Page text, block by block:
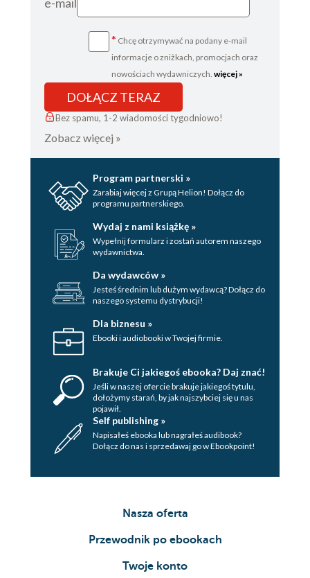
* Chcę otrzymywać na podany e-mail
informacje o zniżkach, promocjach oraz
nowościach wydawniczych. więcej »
DOŁĄCZ TERAZ
Bez spamu, 1-2 wiadomości tygodniowo!
Zobacz więcej »
Program partnerski »
Zarabiaj więcej z Grupą Helion! Dołącz do
programu partnerskiego.
Wydaj z nami książkę »
Wypełnij formularz i zostań autorem naszego
wydawnictwa.
Da wydawców »
Jesteś średnim lub dużym wydawcą? Dołącz do
naszego systemu dystrybucji!
Dla biznesu »
Ebooki i audiobooki w Twojej firmie.
Brakuje Ci jakiegoś ebooka? Daj znać!
Jeśli w naszej ofercie brakuje jakiegoś tytulu,
dołożymy starań, by jak najszybciej się u nas
pojawił.
Self publishing »
Napisałeś ebooka lub nagrałeś audibook?
Dołącz do nas i sprzedawaj go w Ebookpoint!
Nasza oferta
Przewodnik po ebookach
Twoje konto